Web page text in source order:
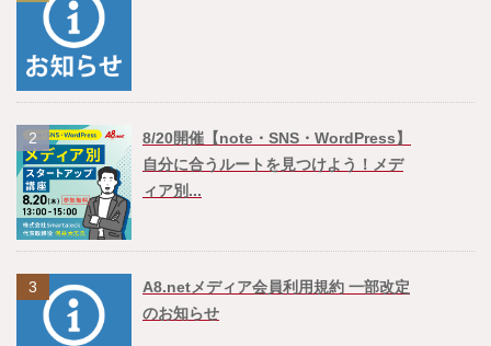
2
8/20開催【note・SNS・WordPress】
自分に合うルートを見つけよう！メデ
ィア別...
3
A8.netメディア会員利用規約 一部改定
のお知らせ